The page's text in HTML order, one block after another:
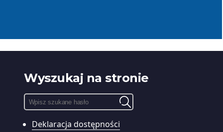
Wyszukaj na stronie
Wyszukiwarka
Pole
wyszukiwania:
Deklaracja dostępności